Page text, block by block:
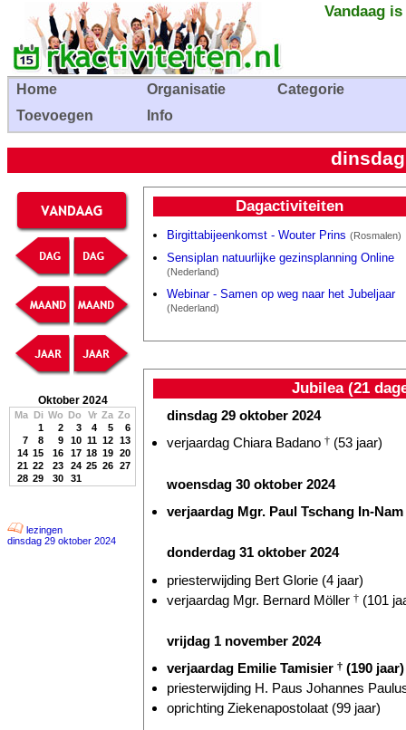
Vandaag
Home Organisatie
Categorie
Toevoegen
Info
Oktober 2024
Ma Di Wo Do Vr Za Zo
1
2 3 4 5
6
7
8 9 10 11 12 13
14 15 16 17 18 19 20
21 22 23 24 25 26 27
28 29 30 31
lezingen
dinsdag 29 oktober 2024
Dagactiviteiten
Birgittabijeenkomst - Wouter Prins (Rosmalen)
Sensiplan natuurlijke gezinsplanning Online
(Nederland)
Webinar - Samen op weg naar het Jubeljaar
(Nederland)
Jubilea (21
dinsdag 29 oktober 2024
verjaardag Chiara Badano † (53 jaar)
woensdag 30 oktober 2024
verjaardag Mgr. Paul Tschang In-Nam
donderdag 31 oktober 2024
priesterwijding Bert Glorie (4 jaar)
verjaardag Mgr. Bernard Möller † (101
vrijdag 1 november 2024
verjaardag Emilie Tamisier † (190 jaar)
priesterwijding H. Paus Johannes
oprichting Ziekenapostolaat (99 jaar)